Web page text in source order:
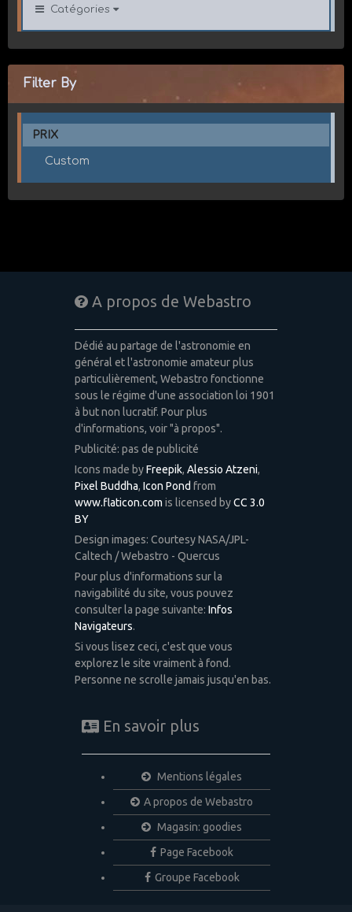
Catégories
Filter By
PRIX
Custom
A propos de Webastro
Dédié au partage de l'astronomie en
général et l'astronomie amateur plus
particulièrement, Webastro fonctionne
sous le régime d'une association loi 1901
à but non lucratif. Pour plus
d'informations, voir "à propos".
Publicité: pas de publicité
Icons made byFreepik, Alessio Atzeni,
Pixel Buddha, Icon Pond from
www.flaticon.com is licensed byCC 3.0
BY
Design images: Courtesy NASA/JPL-
Caltech / Webastro - Quercus
Pour plus d'informations sur la
navigabilité du site, vous pouvez
consulter la page suivante: Infos
Navigateurs.
Si vous lisez ceci, c'est que vous
explorez le site vraiment à fond.
Personne ne scrolle jamais jusqu'en bas.
En savoir plus
Mentions légales
A propos de Webastro
Magasin: goodies
Page Facebook
Groupe Facebook